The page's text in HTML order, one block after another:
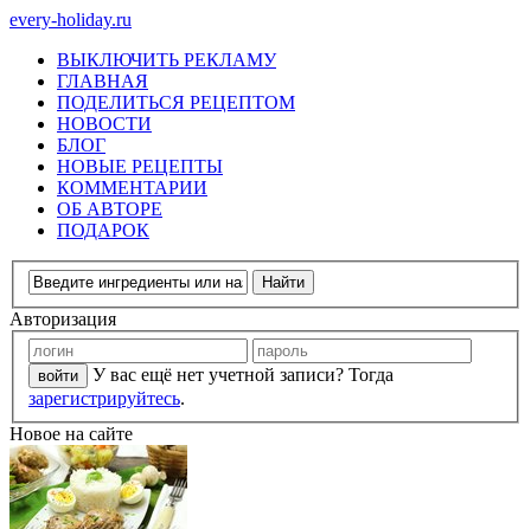
every-holiday.ru
ВЫКЛЮЧИТЬ РЕКЛАМУ
ГЛАВНАЯ
ПОДЕЛИТЬСЯ РЕЦЕПТОМ
НОВОСТИ
БЛОГ
НОВЫЕ РЕЦЕПТЫ
КОММЕНТАРИИ
ОБ АВТОРЕ
ПОДАРОК
Авторизация
У вас ещё нет учетной записи? Тогда
зарегистрируйтесь.
Новое на сайте